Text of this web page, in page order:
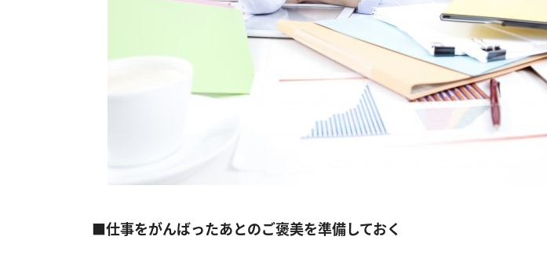
■仕事をがんばったあとのご褒美を準備しておく